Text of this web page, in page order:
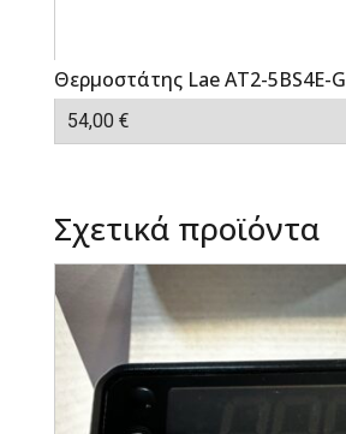
Θερμοστάτης Lae AT2-5BS4E-G
54,00 €
Σχετικά προϊόντα